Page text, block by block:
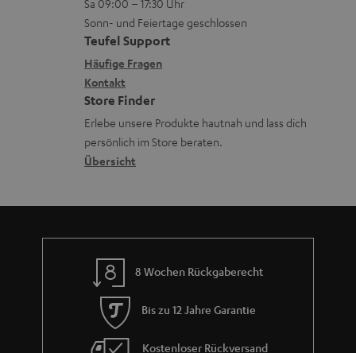
u
m
V
e
r
s
a
d
n
e
n
z
u
r
G
r
a
L
e
x
i
k
o
n
t
a
k
t
d
a
t
n
Sa 09:00 – 17:30 Uhr
Sonn- und Feiertage geschlossen
Teufel Support
Häufige Fragen
Kontakt
Store Finder
Erlebe unsere Produkte hautnah und lass dich
persönlich im Store beraten.
Übersicht
8 Wochen Rückgaberecht
Bis zu 12 Jahre Garantie
Kostenloser Rückversand